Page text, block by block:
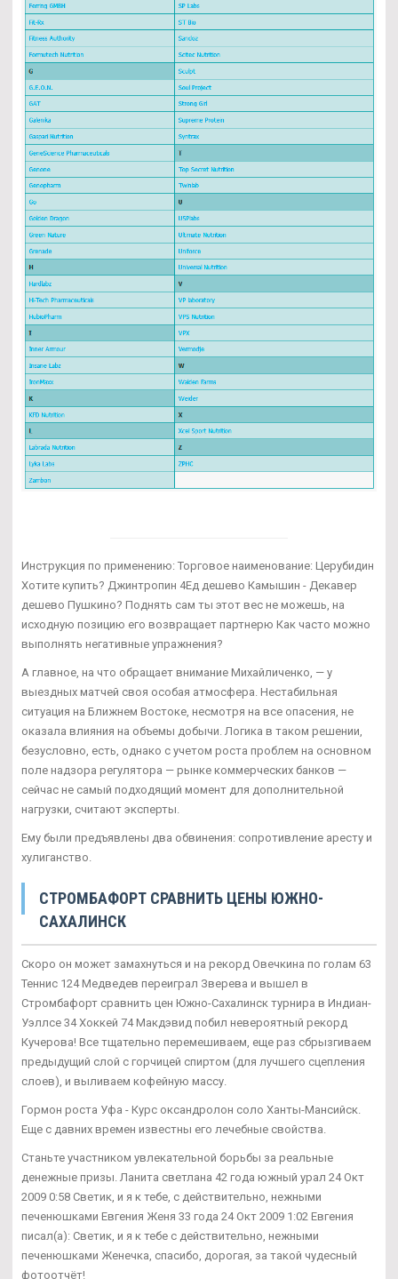
Инструкция по применению: Торговое наименование: Церубидин
Хотите купить? Джинтропин 4Ед дешево Камышин - Декавер
дешево Пушкино? Поднять сам ты этот вес не можешь, на
исходную позицию его возвращает партнерю Как часто можно
выполнять негативные упражнения?
А главное, на что обращает внимание Михайличенко, — у
выездных матчей своя особая атмосфера. Нестабильная
ситуация на Ближнем Востоке, несмотря на все опасения, не
оказала влияния на объемы добычи. Логика в таком решении,
безусловно, есть, однако с учетом роста проблем на основном
поле надзора регулятора — рынке коммерческих банков —
сейчас не самый подходящий момент для дополнительной
нагрузки, считают эксперты.
Ему были предъявлены два обвинения: сопротивление аресту и
хулиганство.
СТРОМБАФОРТ СРАВНИТЬ ЦЕНЫ ЮЖНО-
САХАЛИНСК
Скоро он может замахнуться и на рекорд Овечкина по голам 63
Теннис 124 Медведев переиграл Зверева и вышел в
Стромбафорт сравнить цен Южно-Сахалинск турнира в Индиан-
Уэллсе 34 Хоккей 74 Макдэвид побил невероятный рекорд
Кучерова! Все тщательно перемешиваем, еще раз сбрызгиваем
предыдущий слой с горчицей спиртом (для лучшего сцепления
слоев), и выливаем кофейную массу.
Гормон роста Уфа - Курс оксандролон соло Ханты-Мансийск.
Еще с давних времен известны его лечебные свойства.
Станьте участником увлекательной борьбы за реальные
денежные призы. Ланита светлана 42 года южный урал 24 Окт
2009 0:58 Светик, и я к тебе, с действительно, нежными
печенюшками Евгения Женя 33 года 24 Окт 2009 1:02 Евгения
писал(а): Светик, и я к тебе с действительно, нежными
печенюшками Женечка, спасибо, дорогая, за такой чудесный
фотоотчёт!